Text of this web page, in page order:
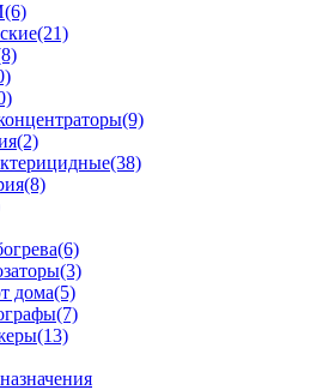
(6)
(21)
(9)
(2)
(38)
(8)
(6)
(3)
дома(5)
(7)
(13)